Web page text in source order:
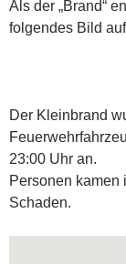
Als der „Brand“
folgendes Bild
Der Kleinbrand
23:00 Uhr an.
Personen kamen
Schaden.